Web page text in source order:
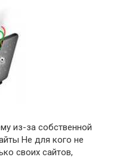
из-за собственной
Не для кого не
своих сайтов,